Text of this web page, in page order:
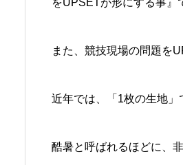
をUPSETが形にする事』
また、競技現場の問題を
近年では、「1枚の生地」
酷暑と呼ばれるほどに、